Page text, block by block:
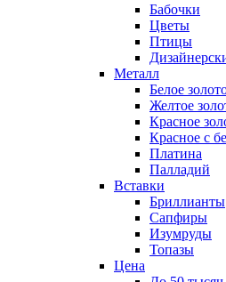
Бабочки
Цветы
Птицы
Металл
Белое
Желтое
Красное
Красное с
Платина
Палладий
Вставки
Бриллианты
Сапфиры
Изумруды
Топазы
Цена